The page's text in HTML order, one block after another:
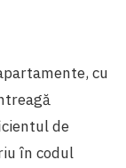
cu
de
în codul